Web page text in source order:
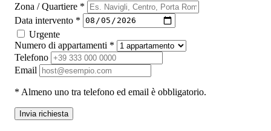
Zona / Quartiere *
Data intervento *
Urgente
Numero di appartamenti *
Telefono
Email
* Almeno uno tra telefono ed email è obbligatorio.
Invia richiesta